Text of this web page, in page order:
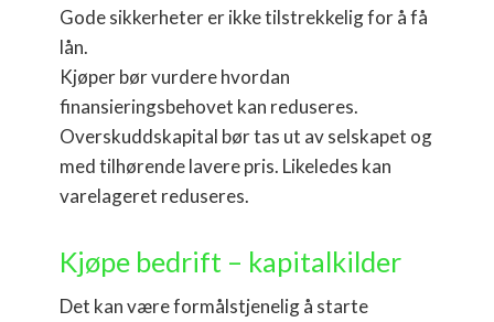
Gode sikkerheter er ikke tilstrekkelig for å få
lån.
Kjøper bør vurdere hvordan
finansieringsbehovet kan reduseres.
Overskuddskapital bør tas ut av selskapet og
med tilhørende lavere pris. Likeledes kan
varelageret reduseres.
Kjøpe bedrift – kapitalkilder
Det kan være formålstjenelig å starte